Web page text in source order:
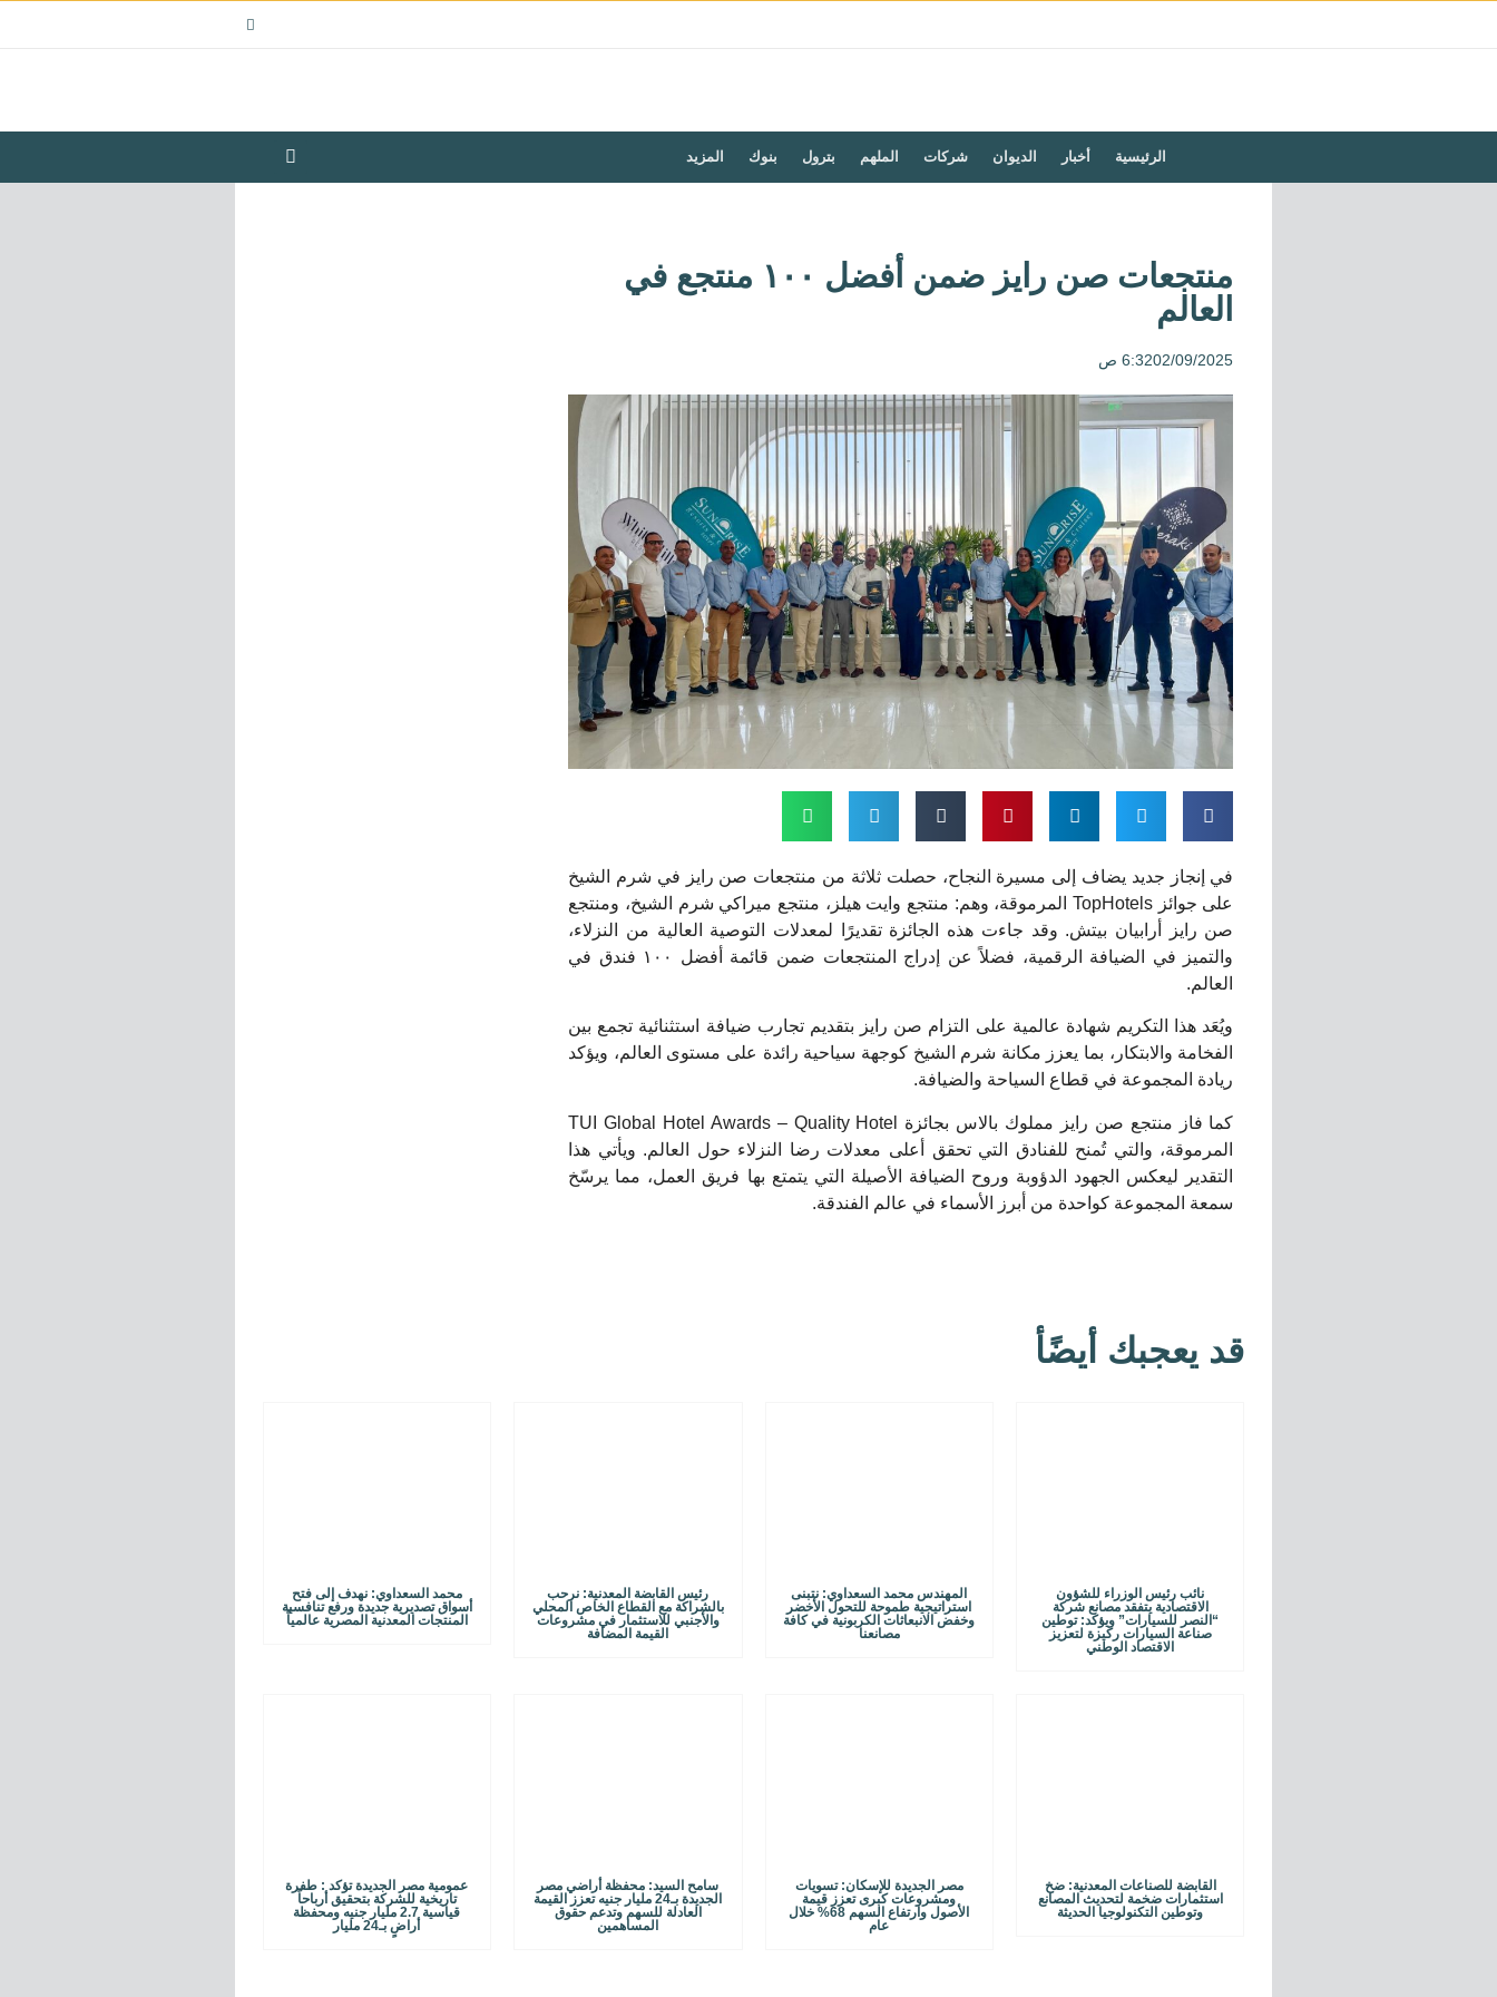
الرئيسية أخبار الديوان شركات الملهم بترول بنوك المزيد
منتجعات صن رايز ضمن أفضل ١٠٠ منتجع في
العالم
02/09/20256:32 ص
في إنجاز جديد يضاف إلى مسيرة النجاح، حصلت ثلاثة من منتجعات صن رايز في شرم الشيخ
على جوائز TopHotels المرموقة، وهم: منتجع وايت هيلز، منتجع ميراكي شرم الشيخ، ومنتجع
صن رايز أرابيان بيتش. وقد جاءت هذه الجائزة تقديرًا لمعدلات التوصية العالية من النزلاء،
والتميز في الضيافة الرقمية، فضلاً عن إدراج المنتجعات ضمن قائمة أفضل ١٠٠ فندق في
العالم.
ويُعَد هذا التكريم شهادة عالمية على التزام صن رايز بتقديم تجارب ضيافة استثنائية تجمع بين
الفخامة والابتكار، بما يعزز مكانة شرم الشيخ كوجهة سياحية رائدة على مستوى العالم، ويؤكد
ريادة المجموعة في قطاع السياحة والضيافة.
كما فاز منتجع صن رايز مملوك بالاس بجائزة TUI Global Hotel Awards – Quality Hotel
المرموقة، والتي تُمنح للفنادق التي تحقق أعلى معدلات رضا النزلاء حول العالم. ويأتي هذا
التقدير ليعكس الجهود الدؤوبة وروح الضيافة الأصيلة التي يتمتع بها فريق العمل، مما يرسّخ
سمعة المجموعة كواحدة من أبرز الأسماء في عالم الفندقة.
قد يعجبك أيضًأ
نائب رئيس الوزراء للشؤون
الاقتصادية يتفقد مصانع شركة
“النصر للسيارات” ويؤكد: توطين
صناعة السيارات ركيزة لتعزيز
الاقتصاد الوطني
المهندس محمد السعداوي: نتبنى
استراتيجية طموحة للتحول الأخضر
وخفض الانبعاثات الكربونية في كافة
مصانعنا
رئيس القابضة المعدنية: نرحب
بالشراكة مع القطاع الخاص المحلي
والأجنبي للاستثمار في مشروعات
القيمة المضافة
محمد السعداوي: نهدف إلى فتح
أسواق تصديرية جديدة ورفع تنافسية
المنتجات المعدنية المصرية عالمياً
القابضة للصناعات المعدنية: ضخ
استثمارات ضخمة لتحديث المصانع
وتوطين التكنولوجيا الحديثة
مصر الجديدة للإسكان: تسويات
ومشروعات كبرى تعزز قيمة
الأصول وارتفاع السهم 68% خلال
عام
سامح السيد: محفظة أراضي مصر
الجديدة بـ24 مليار جنيه تعزز القيمة
العادلة للسهم وتدعم حقوق
المساهمين
عمومية مصر الجديدة تؤكد : طفرة
تاريخية للشركة بتحقيق أرباحاً
قياسية 2.7 مليار جنيه ومحفظة
أراضٍ بـ24 مليار